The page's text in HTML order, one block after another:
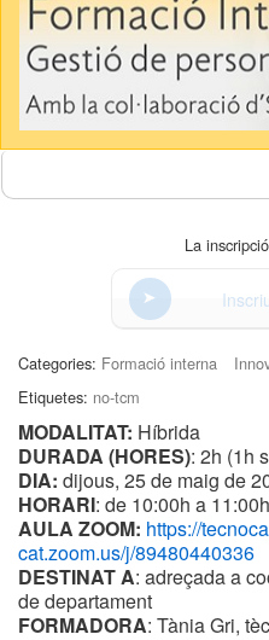
La
Categories: Formació interna
Etiquetes: no-tcm
MODALITAT: Híbrida
DURADA (HORES): 2h (1h
DIA: dijous, 25 de maig de
HORARI: de 10:00h a 11:00h
AULA ZOOM: https://
cat.zoom.us/j/89480440336
DESTINAT A: adreçada a
de departament
FORMADORA: Tània Gri,